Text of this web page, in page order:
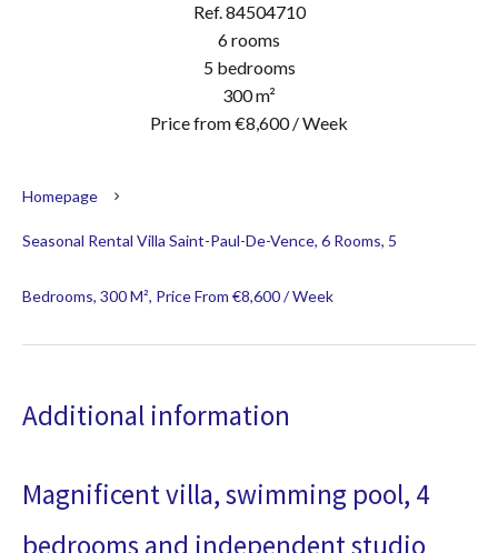
Ref. 84504710
6 rooms
5 bedrooms
300 m²
Price from €8,600 / Week
Homepage
Seasonal Rental Villa Saint-Paul-De-Vence, 6 Rooms, 5
Bedrooms, 300 M², Price From €8,600 / Week
Additional information
Magnificent villa, swimming pool, 4
bedrooms and independent studio